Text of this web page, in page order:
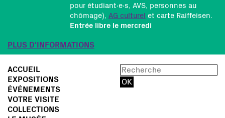
pour étudiant∙e∙s, AVS, personnes au
chômage), AG culturel et carte Raiffeisen.
Entrée libre le mercredi
PLUS D'INFORMATIONS
ACCUEIL
EXPOSITIONS
ÉVÉNEMENTS
VOTRE VISITE
COLLECTIONS